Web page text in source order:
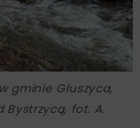
gminie Głuszyca,
fot. A.